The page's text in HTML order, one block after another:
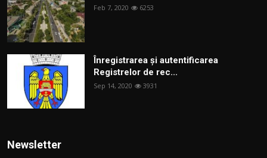
Feb 7, 2020 6253
Înregistrarea și autentificarea
Registrelor de rec...
Sep 14, 2020 3931
Newsletter